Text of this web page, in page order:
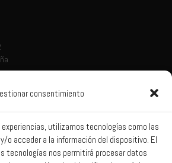
consentimiento
experiencias, utilizamos tecnologías como las
o acceder a la información del dispositivo. El
tecnologías nos permitirá procesar datos
Interno de Información